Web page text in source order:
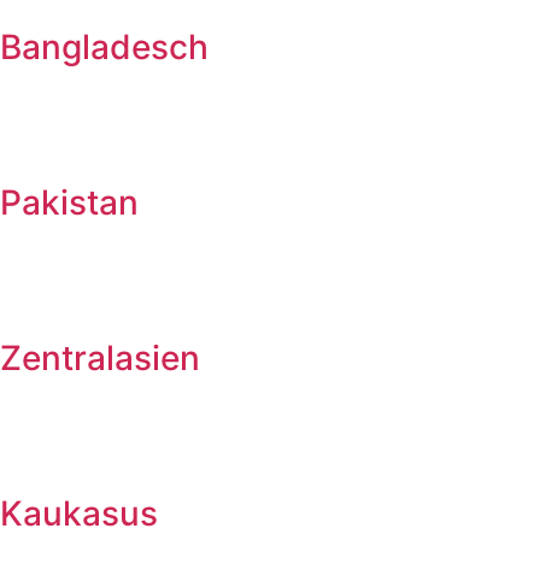
Bangladesch
Pakistan
Zentralasien
Kaukasus